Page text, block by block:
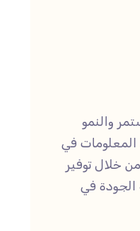
والنمو
المعلومات في
خلال توفير
الجودة في